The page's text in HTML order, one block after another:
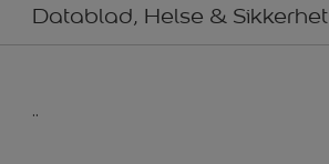
Datablad, Helse & Sikkerhet
..